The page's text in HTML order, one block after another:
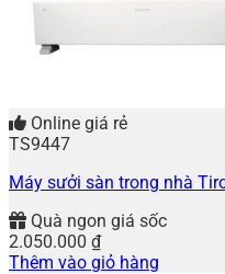
Online giá rẻ
TS9447
Máy sưởi sàn trong nhà
Quà ngon giá sốc
2.050.000 ₫
Thêm vào giỏ hàng